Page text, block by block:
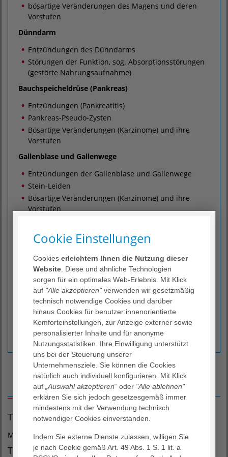
bösartige Veränderungen des Magens und deren
Vorstufen
Dünndarm
Entzündungen des Dünndarms
Störungen der Funktion, sog. Absorptionsstörungen
(gestörte Nahrungsaufnahme)
Bauchspeicheldrüse (Pankreas)
Entzündungen (Pankreatitis)
Pankreas-Pseudo-Zysten
Bösartige Veränderungen (Karzinome) und ihre
Vorstufen
Gallenblase und Gallenwege
Entzündungen der Gallenblase und Gallenwege
Stein-Leiden
Bösartige Veränderungen (Karzinome) und ihre
Vorstufen
Funktionelle Erkrankungen (Reizdarm-Syndrom)
Divertikel-Leiden
Polypen und andere Tumoren des Dickdarms
Kolon-Karzinom, Rektum-Karzinom, Anal-Karzinom
Chronisch entzündliche Darm-Erkrankungen
M. Crohn / Colitis ulcerosa
Beckenboden-Insuffizienz
Anal-Sphinkter-Insuffizienz / anale Inkontinenz
Dickdarm-Krebs-Vorsorge
Terminvereinbarung
Terminvereinbarung
Montag bis Freitag 09:00 bis 16:00 Uhr:
T (040) 725 54 - 12 11
Cookie Einstellungen
Cookieserleichtern Ihnen die Nutzung dieser
Website . Diese und ähnliche Technologien
sorgen für ein optimales Web-Erlebnis. Mit Klick
auf "Alle akzeptieren"verwenden wir gesetzmäßig
technisch notwendige Cookies und darüber
hinaus Cookies für benutzer:innenorientierte
Komforteinstellungen, zur Anzeige externer sowie
personalisierter Inhalte und für anonyme
Nutzungsstatistiken. Ihre Einwilligung unterstützt
uns bei der Steuerung unserer
Unternehmensziele. Sie können die Cookies
natürlich auch individuell konfigurieren. Mit Klick
auf „Auswahl akzeptieren“ oder "Alle ablehnen"
erklären Sie sich jedoch gesetzesgemäß immer
mindestens mit der Verwendung technisch
notwendiger Cookies einverstanden.
Indem Sie externe Dienste zulassen, willigen Sie
je nach Cookie gemäß Art. 49 Abs. 1 S. 1 lit. a